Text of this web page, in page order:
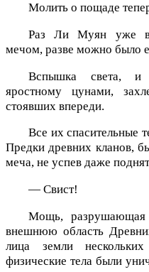
Молить о пощаде
Раз Ли Муян уже
мечом, разве можно было
Вспышка света, и
яростному цунами,
стоявших впереди.
Все их спасительные
Предки древних кланов,
меча, не успев даже
— Свист!
Мощь, разрушающая
внешнюю область
лица земли
физические тела были